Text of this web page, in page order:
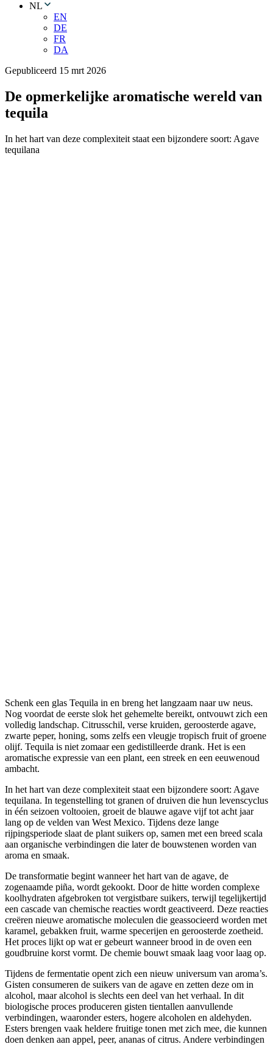
NL
EN
DE
FR
DA
Gepubliceerd 15 mrt 2026
De opmerkelijke aromatische wereld van
tequila
In het hart van deze complexiteit staat een bijzondere soort: Agave
tequilana
Schenk een glas Tequila in en breng het langzaam naar uw neus.
Nog voordat de eerste slok het gehemelte bereikt, ontvouwt zich een
volledig landschap. Citrusschil, verse kruiden, geroosterde agave,
zwarte peper, honing, soms zelfs een vleugje tropisch fruit of groene
olijf. Tequila is niet zomaar een gedistilleerde drank. Het is een
aromatische expressie van een plant, een streek en een eeuwenoud
ambacht.
In het hart van deze complexiteit staat een bijzondere soort: Agave
tequilana. In tegenstelling tot granen of druiven die hun levenscyclus
in één seizoen voltooien, groeit de blauwe agave vijf tot acht jaar
lang op de velden van West Mexico. Tijdens deze lange
rijpingsperiode slaat de plant suikers op, samen met een breed scala
aan organische verbindingen die later de bouwstenen worden van
aroma en smaak.
De transformatie begint wanneer het hart van de agave, de
zogenaamde piña, wordt gekookt. Door de hitte worden complexe
koolhydraten afgebroken tot vergistbare suikers, terwijl tegelijkertijd
een cascade van chemische reacties wordt geactiveerd. Deze reacties
creëren nieuwe aromatische moleculen die geassocieerd worden met
karamel, gebakken fruit, warme specerijen en geroosterde zoetheid.
Het proces lijkt op wat er gebeurt wanneer brood in de oven een
goudbruine korst vormt. De chemie bouwt smaak laag voor laag op.
Tijdens de fermentatie opent zich een nieuw universum van aroma’s.
Gisten consumeren de suikers van de agave en zetten deze om in
alcohol, maar alcohol is slechts een deel van het verhaal. In dit
biologische proces produceren gisten tientallen aanvullende
verbindingen, waaronder esters, hogere alcoholen en aldehyden.
Esters brengen vaak heldere fruitige tonen met zich mee, die kunnen
doen denken aan appel, peer, ananas of citrus. Andere verbindingen